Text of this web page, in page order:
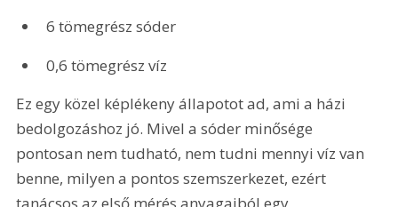
6 tömegrész sóder
0,6 tömegrész víz
Ez egy közel képlékeny állapotot ad, ami a házi
bedolgozáshoz jó. Mivel a sóder minősége
pontosan nem tudható, nem tudni mennyi víz van
benne, milyen a pontos szemszerkezet, ezért